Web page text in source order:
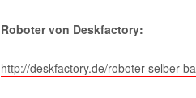
Roboter von Deskfactory:
http://deskfactory.de/roboter-selber-